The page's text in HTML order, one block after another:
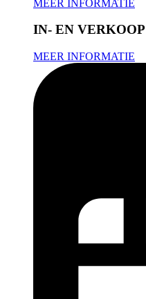
MEER INFORMATIE
IN- EN VERKOOP
MEER INFORMATIE